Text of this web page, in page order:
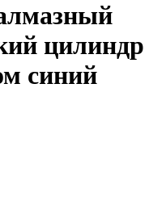
цилиндр
синий